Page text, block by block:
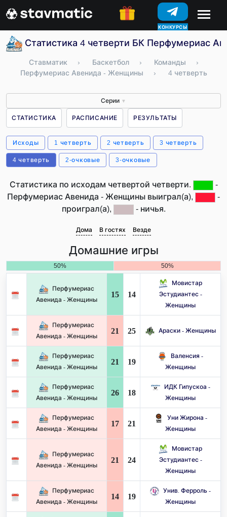
КОНКУРСЫ
Статистика 4 четверти БК Перфумериас
Ставматик › Баскетбол › Команды
›
Перфумериас Авенида - Женщины
› 4 четверть
Серии ▼
СТАТИСТИКА РАСПИСАНИЕ РЕЗУЛЬТАТЫ
Исходы 1 четверть 2 четверть 3 четверть
4 четверть 2-очковые 3-очковые
Статистика по исходам четвертой четверти.
-
Перфумериас Авенида - Женщины выиграл(а),
-
проиграл(а),
- ничья.
Дома В гостях Везде
Домашние игры
50% 50%
Перфумериас
Авенида - Женщины
15 14
Мовистар
Эстудиантес -
Женщины
Перфумериас
Авенида - Женщины
21 25 Араски - Женщины
Перфумериас
Авенида - Женщины
21 19
Валенсия -
Женщины
Перфумериас
Авенида - Женщины
26 18
ИДК Гипускоа -
Женщины
Перфумериас
Авенида - Женщины
17 21
Уни Жирона -
Женщины
Перфумериас
Авенида - Женщины
21 24
Мовистар
Эстудиантес -
Женщины
Перфумериас
Авенида - Женщины
14 19
Унив. Ферроль -
Женщины